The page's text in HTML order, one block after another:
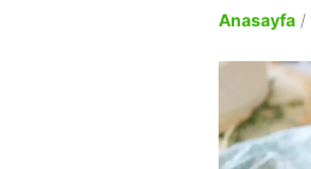
Anasayfa /